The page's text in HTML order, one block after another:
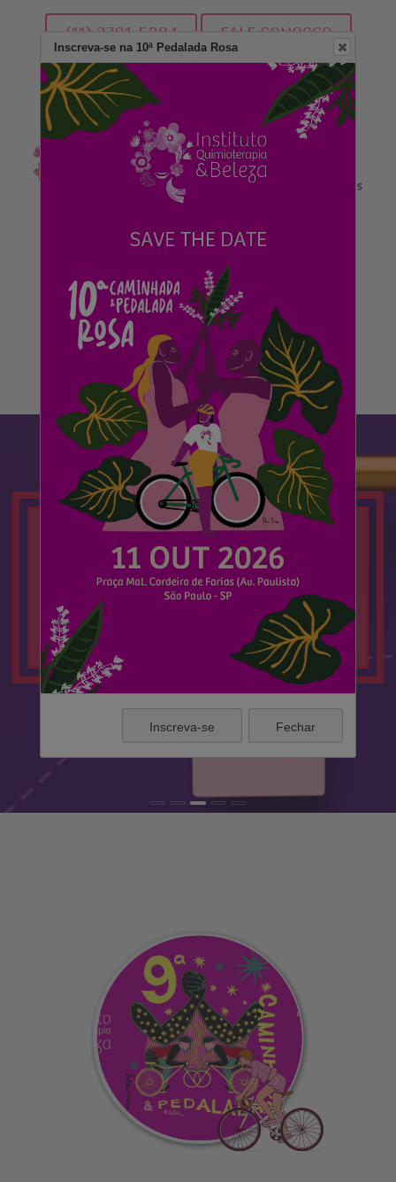
(11) 3791-5284
FALE CONOSCO
Mais que um banco de currículos, um
banco de talentos!
Inscreva-se na 10ª Pedalada Rosa
Inscreva-se Fechar